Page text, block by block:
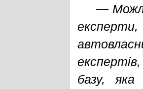
—
експерти,
базу, яка